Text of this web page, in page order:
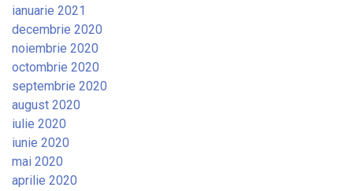
ianuarie 2021
decembrie 2020
noiembrie 2020
octombrie 2020
septembrie 2020
august 2020
iulie 2020
iunie 2020
mai 2020
aprilie 2020